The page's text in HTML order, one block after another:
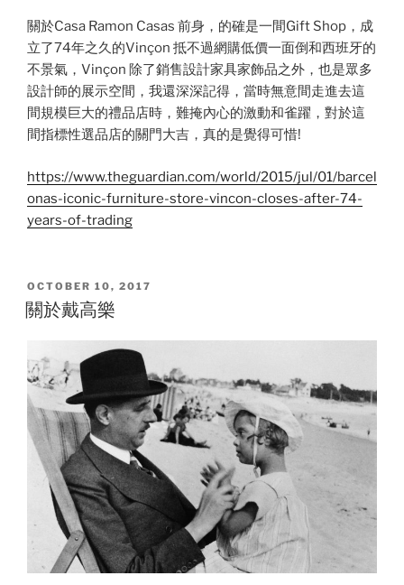
關於Casa Ramon Casas 前身，的確是一間Gift Shop，成
立了74年之久的Vinçon 抵不過網購低價一面倒和西班牙的
不景氣，Vinçon 除了銷售設計家具家飾品之外，也是眾多
設計師的展示空間，我還深深記得，當時無意間走進去這
間規模巨大的禮品店時，難掩內心的激動和雀躍，對於這
間指標性選品店的關門大吉，真的是覺得可惜!
https://www.theguardian.com/world/2015/jul/01/barcel
onas-iconic-furniture-store-vincon-closes-after-74-
years-of-trading
POSTED
ON
OCTOBER 10, 2017
關於戴高樂